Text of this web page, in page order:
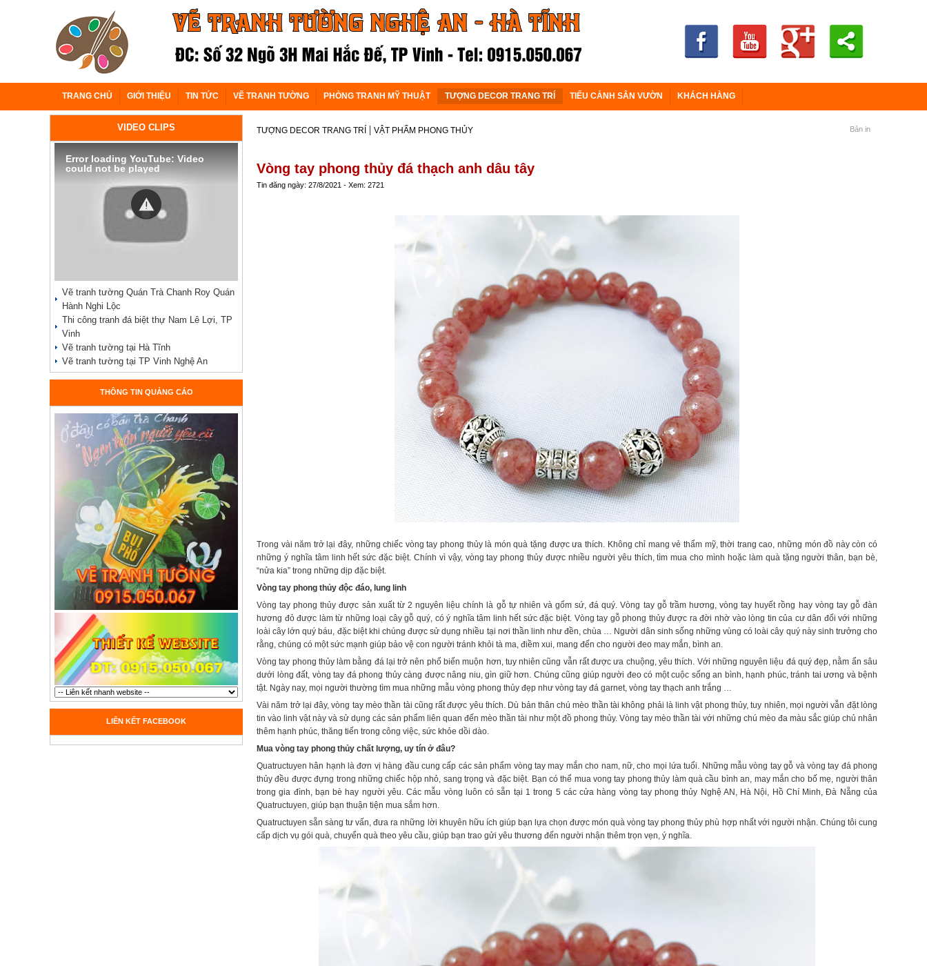
TRANG CHỦ GIỚI THIỆU TIN TỨC VẼ TRANH TƯỜNG PHÒNG TRANH MỸ THUẬT TƯỢNG DECOR TRANG TRÍ TIỂU CẢNH SÂN VƯỜN KHÁCH HÀNG
VIDEO CLIPS
Error loading YouTube: Video
could not be played
Vẽ tranh tường Quán Trà Chanh Roy Quán
Hành Nghi Lộc
Thi công tranh đá biệt thự Nam Lê Lợi, TP
Vinh
Vẽ tranh tường tại Hà Tĩnh
Vẽ tranh tường tại TP Vinh Nghệ An
THÔNG TIN QUẢNG CÁO
LIÊN KẾT FACEBOOK
TƯỢNG DECOR TRANG TRÍ | VẬT PHẨM PHONG THỦY Bản in
Vòng tay phong thủy đá thạch anh dâu tây
Tin đăng ngày: 27/8/2021 - Xem: 2721
Trong vài năm trở lại đây, những chiếc vòng tay phong thủy là món quà tặng được ưa thích. Không chỉ mang vẻ thẩm mỹ, thời trang cao, những món đồ này còn có
những ý nghĩa tâm linh hết sức đặc biệt. Chính vì vậy, vòng tay phong thủy được nhiều người yêu thích, tìm mua cho mình hoặc làm quà tặng người thân, bạn bè,
“nửa kia” trong những dịp đặc biệt.
Vòng tay phong thủy độc đáo, lung linh
Vòng tay phong thủy được sản xuất từ 2 nguyên liệu chính là gỗ tự nhiên và gốm sứ, đá quý. Vòng tay gỗ trầm hương, vòng tay huyết rồng hay vòng tay gỗ đàn
hương đỏ được làm từ những loại cây gỗ quý, có ý nghĩa tâm linh hết sức đặc biệt. Vòng tay gỗ phong thủy được ra đời nhờ vào lòng tin của cư dân đối với những
loài cây lớn quý báu, đặc biệt khi chúng được sử dụng nhiều tại nơi thần linh như đền, chùa … Người dân sinh sống những vùng có loài cây quý này sinh trưởng cho
rằng, chúng có một sức mạnh giúp bảo vệ con người tránh khỏi tà ma, điềm xui, mang đến cho người đeo may mắn, bình an.
Vòng tay phong thủy làm bằng đá lại trở nên phổ biến muộn hơn, tuy nhiên cũng vẫn rất được ưa chuộng, yêu thích. Với những nguyên liệu đá quý đẹp, nằm ẩn sâu
dưới lòng đất, vòng tay đá phong thủy càng được nâng niu, gìn giữ hơn. Chúng cũng giúp người đeo có một cuộc sống an bình, hạnh phúc, tránh tai ương và bệnh
tật. Ngày nay, mọi người thường tìm mua những mẫu vòng phong thủy đẹp như vòng tay đá garnet, vòng tay thạch anh trắng …
Vài năm trở lại đây, vòng tay mèo thần tài cũng rất được yêu thích. Dù bản thân chú mèo thần tài không phải là linh vật phong thủy, tuy nhiên, mọi người vẫn đặt lòng
tin vào linh vật này và sử dụng các sản phẩm liên quan đến mèo thần tài như một đồ phong thủy. Vòng tay mèo thần tài với những chú mèo đa màu sắc giúp chủ nhân
thêm hạnh phúc, thăng tiến trong công việc, sức khỏe dồi dào.
Mua vòng tay phong thủy chất lượng, uy tín ở đâu?
Quatructuyen hân hạnh là đơn vị hàng đầu cung cấp các sản phẩm vòng tay may mắn cho nam, nữ, cho mọi lứa tuổi. Những mẫu vòng tay gỗ và vòng tay đá phong
thủy đều được đựng trong những chiếc hộp nhỏ, sang trọng và đặc biệt. Bạn có thể mua vong tay phong thủy làm quà cầu bình an, may mắn cho bố mẹ, người thân
trong gia đình, bạn bè hay người yêu. Các mẫu vòng luôn có sẵn tại 1 trong 5 các cửa hàng vòng tay phong thủy Nghệ AN, Hà Nội, Hồ Chí Minh, Đà Nẵng của
Quatructuyen, giúp bạn thuận tiện mua sắm hơn.
Quatructuyen sẵn sàng tư vấn, đưa ra những lời khuyên hữu ích giúp bạn lựa chọn được món quà vòng tay phong thủy phù hợp nhất với người nhận. Chúng tôi cung
cấp dịch vụ gói quà, chuyển quà theo yêu cầu, giúp bạn trao gửi yêu thương đến người nhận thêm trọn vẹn, ý nghĩa.